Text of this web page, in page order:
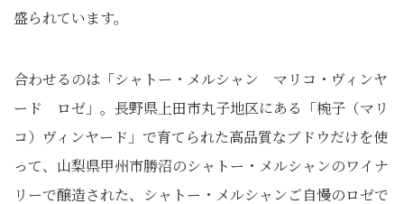
盛られています。
合わせるのは「シャトー・メルシャン マリコ・ヴィンヤ
ード ロゼ」。長野県上田市丸子地区にある「椀子（マリ
コ）ヴィンヤード」で育てられた高品質なブドウだけを使
って、山梨県甲州市勝沼のシャトー・メルシャンのワイナ
リーで醸造された、シャトー・メルシャンご自慢のロゼで